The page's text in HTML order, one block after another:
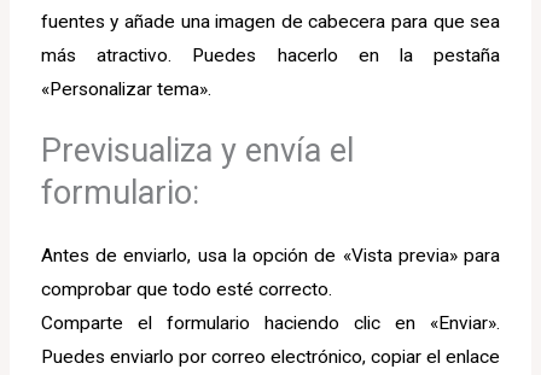
fuentes y añade una imagen de cabecera para que sea
más atractivo. Puedes hacerlo en la pestaña
«Personalizar tema».
Previsualiza y envía el
formulario:
Antes de enviarlo, usa la opción de «Vista previa» para
comprobar que todo esté correcto.
Comparte el formulario haciendo clic en «Enviar».
Puedes enviarlo por correo electrónico, copiar el enlace